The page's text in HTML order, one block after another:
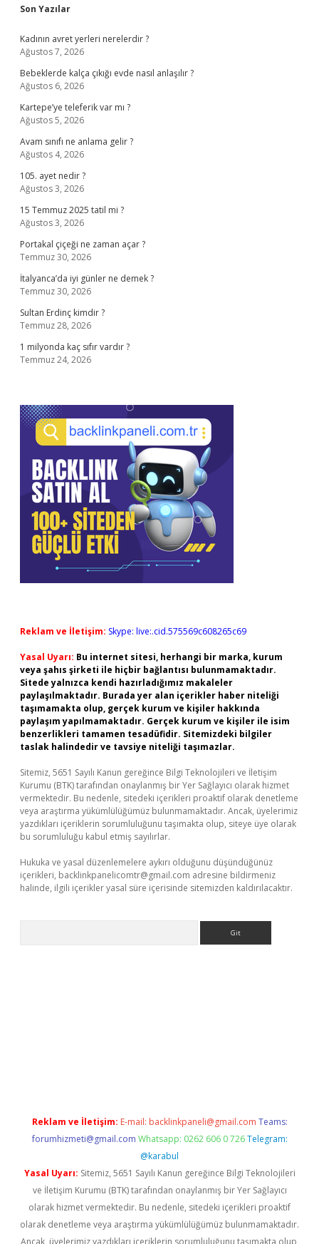
Sidebar
Son Yazılar
Kadının avret yerleri nerelerdir ?
Ağustos 7, 2026
Bebeklerde kalça çıkığı evde nasıl anlaşılır ?
Ağustos 6, 2026
Kartepe’ye teleferik var mı ?
Ağustos 5, 2026
Avam sınıfı ne anlama gelir ?
Ağustos 4, 2026
105. ayet nedir ?
Ağustos 3, 2026
15 Temmuz 2025 tatil mi ?
Ağustos 3, 2026
Portakal çiçeği ne zaman açar ?
Temmuz 30, 2026
İtalyanca’da iyi günler ne demek ?
Temmuz 30, 2026
Sultan Erdinç kimdir ?
Temmuz 28, 2026
1 milyonda kaç sıfır vardır ?
Temmuz 24, 2026
Reklam ve İletişim: Skype: live:.cid.575569c608265c69
Yasal Uyarı: Bu internet sitesi, herhangi bir marka, kurum
veya şahıs şirketi ile hiçbir bağlantısı bulunmamaktadır.
Sitede yalnızca kendi hazırladığımız makaleler
paylaşılmaktadır. Burada yer alan içerikler haber niteliği
taşımamakta olup, gerçek kurum ve kişiler hakkında
paylaşım yapılmamaktadır. Gerçek kurum ve kişiler ile isim
benzerlikleri tamamen tesadüfidir. Sitemizdeki bilgiler
taslak halindedir ve tavsiye niteliği taşımazlar.
Sitemiz, 5651 Sayılı Kanun gereğince Bilgi Teknolojileri ve İletişim
Kurumu (BTK) tarafından onaylanmış bir Yer Sağlayıcı olarak hizmet
vermektedir. Bu nedenle, sitedeki içerikleri proaktif olarak denetleme
veya araştırma yükümlülüğümüz bulunmamaktadır. Ancak, üyelerimiz
yazdıkları içeriklerin sorumluluğunu taşımakta olup, siteye üye olarak
bu sorumluluğu kabul etmiş sayılırlar.
Hukuka ve yasal düzenlemelere aykırı olduğunu düşündüğünüz
içerikleri, backlinkpanelicomtr@gmail.com adresine bildirmeniz
halinde, ilgili içerikler yasal süre içerisinde sitemizden kaldırılacaktır.
Reklam ve İletişim: E-mail: backlinkpaneli@gmail.com Teams:
forumhizmeti@gmail.com Whatsapp: 0262 606 0 726 Telegram:
@karabul
Yasal Uyarı: Sitemiz, 5651 Sayılı Kanun gereğince Bilgi Teknolojileri
ve İletişim Kurumu (BTK) tarafından onaylanmış bir Yer Sağlayıcı
olarak hizmet vermektedir. Bu nedenle, sitedeki içerikleri proaktif
olarak denetleme veya araştırma yükümlülüğümüz bulunmamaktadır.
Ancak, üyelerimiz yazdıkları içeriklerin sorumluluğunu taşımakta olup,